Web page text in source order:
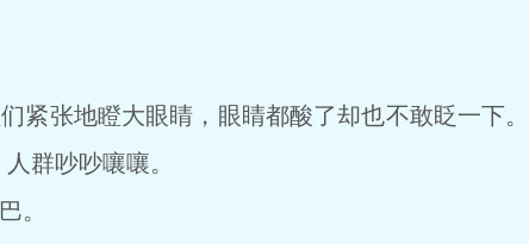
张地瞪大眼睛，眼睛都酸了却也不敢眨一下
群吵吵嚷嚷。
。